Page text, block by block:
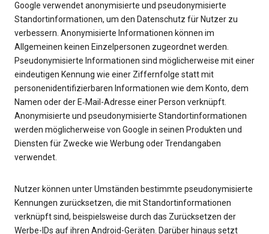
Google verwendet anonymisierte und pseudonymisierte
Standortinformationen, um den Datenschutz für Nutzer zu
verbessern. Anonymisierte Informationen können im
Allgemeinen keinen Einzelpersonen zugeordnet werden.
Pseudonymisierte Informationen sind möglicherweise mit einer
eindeutigen Kennung wie einer Ziffernfolge statt mit
personenidentifizierbaren Informationen wie dem Konto, dem
Namen oder der E‑Mail-Adresse einer Person verknüpft.
Anonymisierte und pseudonymisierte Standortinformationen
werden möglicherweise von Google in seinen Produkten und
Diensten für Zwecke wie Werbung oder Trendangaben
verwendet.
Nutzer können unter Umständen bestimmte pseudonymisierte
Kennungen zurücksetzen, die mit Standortinformationen
verknüpft sind, beispielsweise durch das Zurücksetzen der
Werbe-IDs auf ihren Android-Geräten. Darüber hinaus setzt